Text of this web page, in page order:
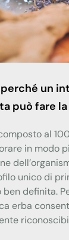
un
può fare
al
in modo
unico di
ben definita.
erba